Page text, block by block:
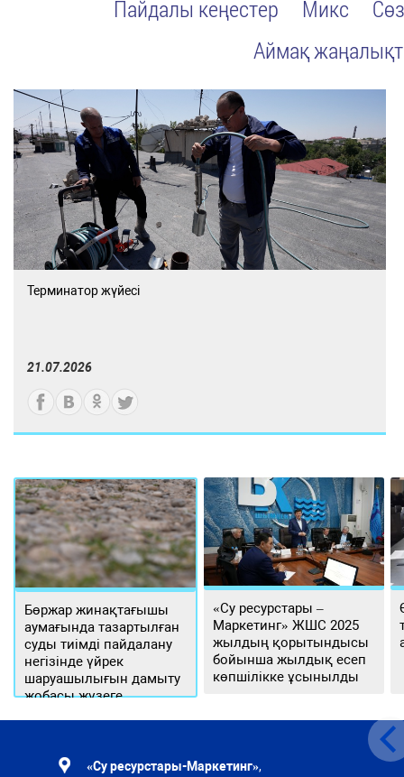
Пайдалы кеңестер Микс
Аймақ
Терминатор жүйесі
21.07.2026
Бөржар жинақтағышы
аумағында тазартылған
суды тиімді пайдалану
негізінде үйрек
шаруашылығын дамыту
жобасы жүзеге
«Су ресурстары –
Маркетинг» ЖШС 2025
жылдың қорытындысы
бойынша жылдық есеп
көпшілікке ұсынылды
«Су ресурстары-Маркетинг»,